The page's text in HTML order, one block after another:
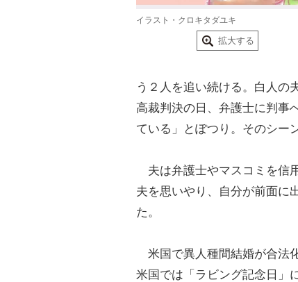
イラスト・クロキタダユキ
拡大する
う２人を追い続ける。白人の
高裁判決の日、弁護士に判事
ている」とぽつり。そのシー
夫は弁護士やマスコミを信
夫を思いやり、自分が前面に
た。
米国で異人種間結婚が合法
米国では「ラビング記念日」